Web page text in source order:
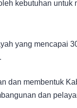
kebutuhan untuk
yang mencapai
dan membentuk
dan